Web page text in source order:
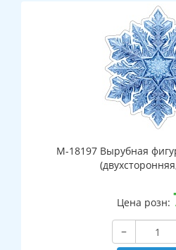
М-18197 Вырубная
Цена розн:
−